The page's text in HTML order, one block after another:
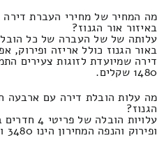
מה המחיר של מחירי העברת
באיזור אור הגנוז?
עלותה של של העברה של כל
באור הגנוז כולל אריזה
1480 שקלים.
הגנוז?
עלויות
ופירוק והנפה המחירון הינו 3480 ומקסימום 1840 שקלים חדשים.